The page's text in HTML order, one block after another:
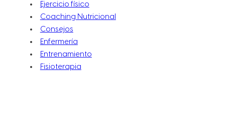
Ejercicio físico
Coaching Nutricional
Consejos
Enfermería
Entrenamiento
Fisioterapia